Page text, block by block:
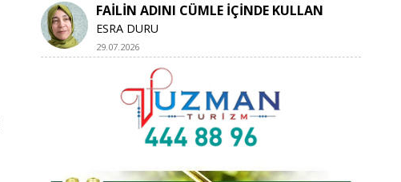
FAİLİN ADINI CÜMLE İÇİNDE KULLAN
ESRA DURU
29.07.2026